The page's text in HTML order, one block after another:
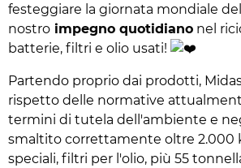
festeggiare la giornata mondiale
nostro impegno quotidiano nel
batterie, filtri e olio usati!
Partendo proprio dai prodotti,
rispetto delle normative
termini di tutela dell'ambiente e
smaltito correttamente oltre 2.000
speciali, filtri per l'olio, più 55